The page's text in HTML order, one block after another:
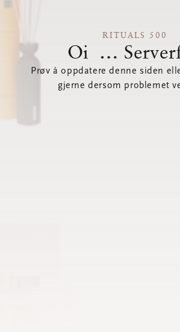
RITUALS 500
Oi …
Prøv å oppdatere denne siden
gjerne dersom problemet